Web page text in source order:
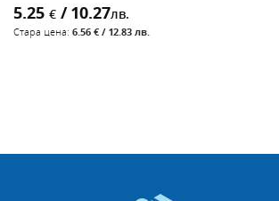
5.25 € / 10.27лв.
Стара цена: 6.56 € / 12.83 лв.